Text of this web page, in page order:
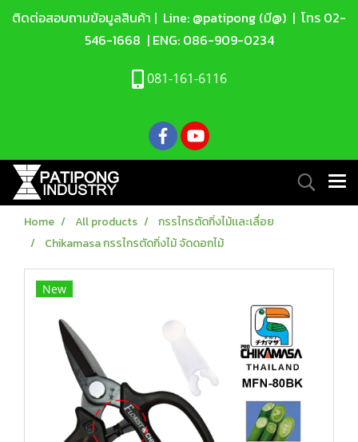
ติดต่อสอบถามข้อมูลสินค้า | Line: @patipong (มี@) | โทร 02-
546-1668 | ENG: 086-909-0234
081-161-6116
Home All products
กรรไกรตัดกิ่งไม้เเละเลื่อย
Chikamasa กรรไกรตัดกิ่งไม้ จัดดอกไม้
New